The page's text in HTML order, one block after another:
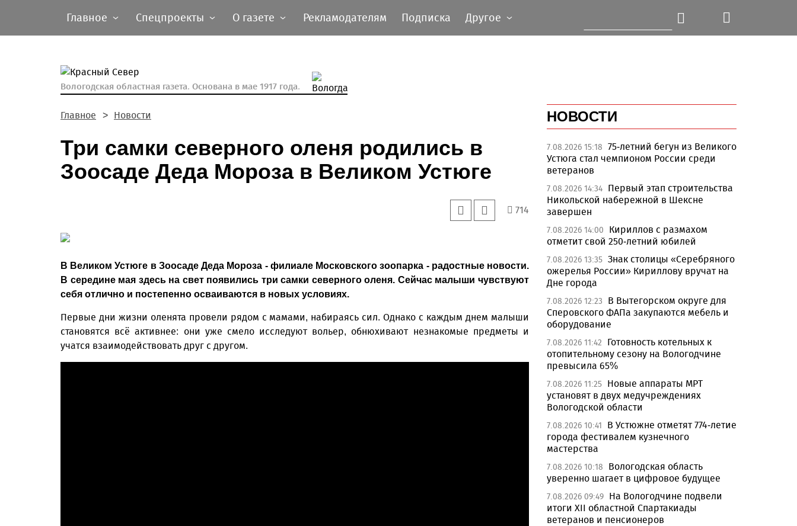
Главное Спецпроекты О газете Рекламодателям Подписка Другое
Вологодская областная газета. Основана в мае 1917 года.
Главное Новости
Три самки северного оленя родились в
Зоосаде Деда Мороза в Великом Устюге
714
В Великом Устюге в Зоосаде Деда Мороза - филиале Московского зоопарка - радостные новости.
В середине мая здесь на свет появились три самки северного оленя. Сейчас малыши чувствуют
себя отлично и постепенно осваиваются в новых условиях.
Первые дни жизни оленята провели рядом с мамами, набираясь сил. Однако с каждым днем малыши
становятся всё активнее: они уже смело исследуют вольер, обнюхивают незнакомые предметы и
учатся взаимодействовать друг с другом.
НОВОСТИ
7.08.2026 15:18 75-летний бегун из Великого
Устюга стал чемпионом России среди
ветеранов
7.08.2026 14:34 Первый этап строительства
Никольской набережной в Шексне
завершен
7.08.2026 14:00
Кириллов с размахом
отметит свой 250-летний юбилей
7.08.2026 13:35 Знак столицы «Серебряного
ожерелья России» Кириллову вручат на
Дне города
7.08.2026 12:23
В Вытегорском округе для
Сперовского ФАПа закупаются мебель и
оборудование
7.08.2026 11:42
Готовность котельных к
отопительному сезону на Вологодчине
превысила 65%
7.08.2026 11:25 Новые аппараты МРТ
установят в двух медучреждениях
Вологодской области
7.08.2026 10:41
В Устюжне отметят 774-летие
города фестивалем кузнечного
мастерства
7.08.2026 10:18
Вологодская область
уверенно шагает в цифровое будущее
7.08.2026 09:49 На Вологодчине подвели
итоги XII областной Спартакиады
ветеранов и пенсионеров